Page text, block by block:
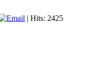
| Hits: 2425